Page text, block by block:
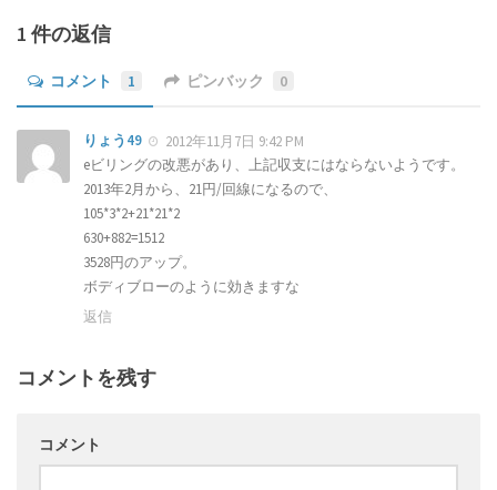
1 件の返信
コメント 1 ピンバック 0
りょう49
2012年11月7日 9:42 PM
eビリングの改悪があり、上記収支にはならないようです。
2013年2月から、21円/回線になるので、
105*3*2+21*21*2
630+882=1512
3528円のアップ。
ボディブローのように効きますな
返信
コメントを残す
コメント